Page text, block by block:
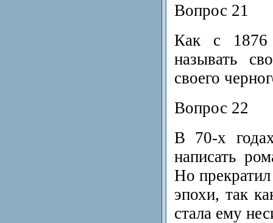
Вопрос 21
Как с 1876
называть
своего
Вопрос 22
В 70-х
написать
Но
эпохи, так
стала ему